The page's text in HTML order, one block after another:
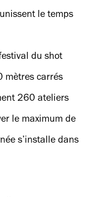
ce week-end
le temps
le meilleur du
du shot
mètres carrés
! 260 ateliers
usine de parfums
le maximum de
s’installe dans
!